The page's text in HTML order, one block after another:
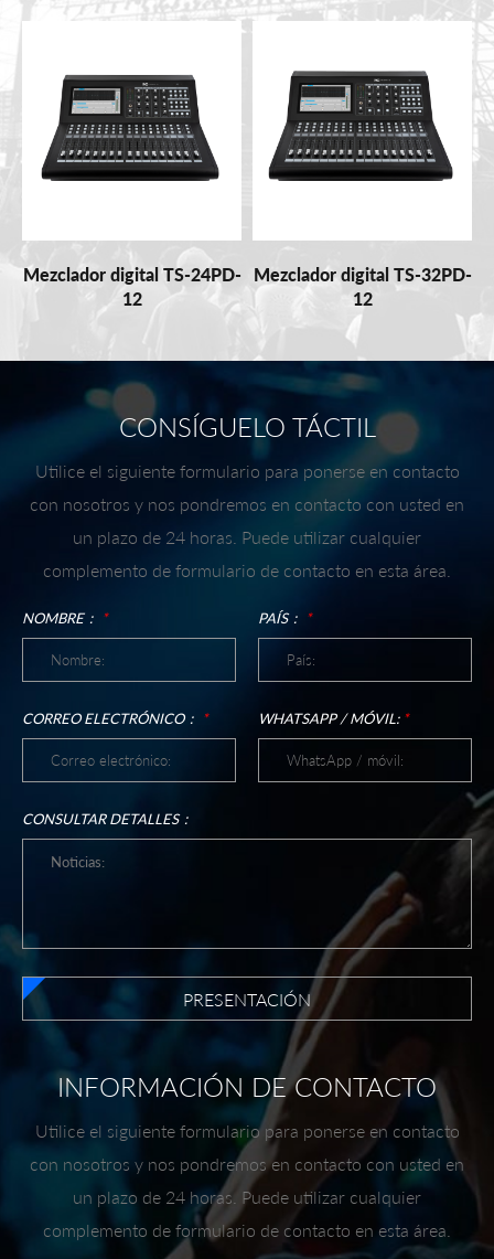
Mezclador digital TS-24PD-
12
Mezclador digital TS-32PD-
12
CONSÍGUELO TÁCTIL
Utilice el siguiente formulario para ponerse en contacto
con nosotros y nos pondremos en contacto con usted en
un plazo de 24 horas. Puede utilizar cualquier
complemento de formulario de contacto en esta área.
NOMBRE： * PAÍS： *
CORREO ELECTRÓNICO： * WHATSAPP / MÓVIL: *
CONSULTAR DETALLES：
PRESENTACIÓN
INFORMACIÓN DE CONTACTO
Utilice el siguiente formulario para ponerse en contacto
con nosotros y nos pondremos en contacto con usted en
un plazo de 24 horas. Puede utilizar cualquier
complemento de formulario de contacto en esta área.